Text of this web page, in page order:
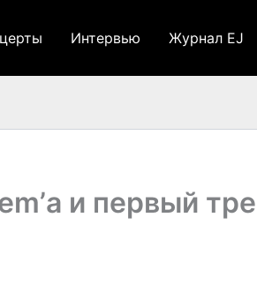
Интервью Журнал EJ
и первый